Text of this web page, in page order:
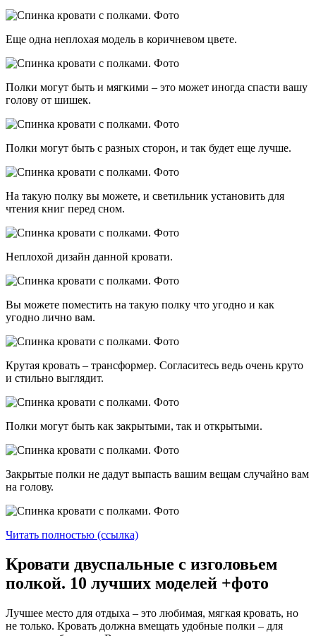
Еще одна неплохая модель в коричневом цвете.
Полки могут быть и мягкими – это может иногда спасти вашу
голову от шишек.
Полки могут быть с разных сторон, и так будет еще лучше.
На такую полку вы можете, и светильник установить для
чтения книг перед сном.
Неплохой дизайн данной кровати.
Вы можете поместить на такую полку что угодно и как
угодно лично вам.
Крутая кровать – трансформер. Согласитесь ведь очень круто
и стильно выглядит.
Полки могут быть как закрытыми, так и открытыми.
Закрытые полки не дадут выпасть вашим вещам случайно вам
на голову.
Читать полностью (ссылка)
Кровати двуспальные с изголовьем
полкой. 10 лучших моделей +фото
Лучшее место для отдыха – это любимая, мягкая кровать, но
не только. Кровать должна вмещать удобные полки – для